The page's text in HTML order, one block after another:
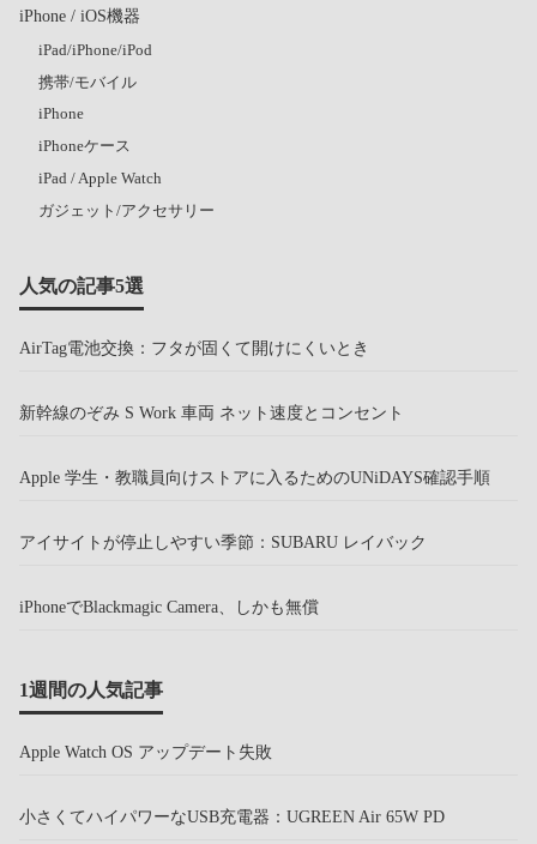
iPhone / iOS機器
iPad/iPhone/iPod
携帯/モバイル
iPhone
iPhoneケース
iPad / Apple Watch
ガジェット/アクセサリー
人気の記事5選
AirTag電池交換：フタが固くて開けにくいとき
新幹線のぞみ S Work 車両 ネット速度とコンセント
Apple 学生・教職員向けストアに入るためのUNiDAYS確認手順
アイサイトが停止しやすい季節：SUBARU レイバック
iPhoneでBlackmagic Camera、しかも無償
1週間の人気記事
Apple Watch OS アップデート失敗
小さくてハイパワーなUSB充電器：UGREEN Air 65W PD